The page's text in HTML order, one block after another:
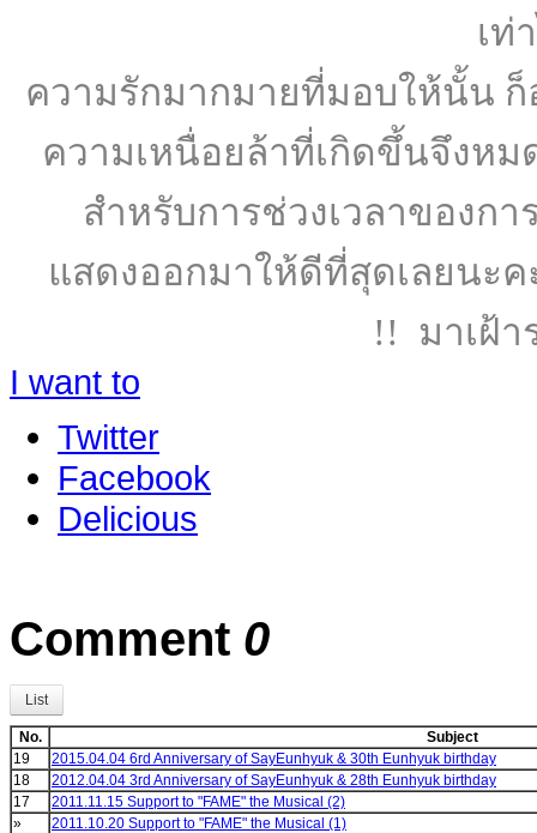
เท่
ความรักมากมายที่มอบให้นั้น
ความเหนื่อยล้าที่เกิดขึ้นจึงหม
สำหรับการช่วงเวลาของก
แสดงออกมาให้ดีที่สุดเลยนะค
!! มาเฝ้า
I want to
Twitter
Facebook
Delicious
Comment 0
List
No.
Subject
19
2015.04.04 6rd Anniversary of SayEunhyuk & 30th Eunhyuk birthday
18
2012.04.04 3rd Anniversary of SayEunhyuk & 28th Eunhyuk birthday
17
2011.11.15 Support to "FAME" the Musical (2)
»
2011.10.20 Support to "FAME" the Musical (1)